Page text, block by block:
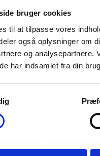
bruger cookies
til at tilpasse vores
også oplysninger om
og analysepartnere.
har indsamlet fra din
nye versioner af
spørg os endelig til råds.
og 25% Silke
25 g